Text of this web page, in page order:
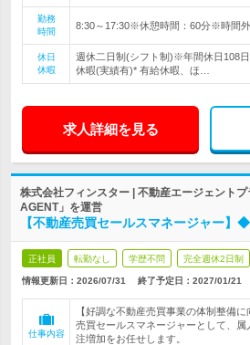
勤務
時間
8:30～17:30※休憩時間：60分※時間
休日
休暇
週休二日制(シフト制)※年間休日108
休暇(実績有)* 有給休暇、ほ…
求人詳細を見る
株式会社フィンスター | 不動産エージェント
AGENT」を運営
【不動産売買セールスマネージャー】
正社員 転勤なし 学歴不問 完全週休2日制
情報更新日：2026/07/31 終了予定日： 2027/01/21
仕事内容
【好調な不動産売買事業の体制整備
売買セールスマネージャーとして、
注増加をお任せします。